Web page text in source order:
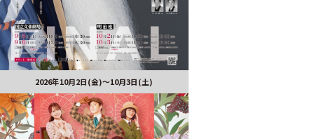
2026年10月2日(金)～10月3日(土)